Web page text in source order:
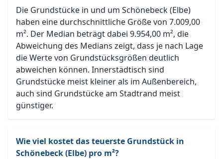
Die Grundstücke in und um Schönebeck (Elbe)
haben eine durchschnittliche Größe von 7.009,00
m². Der Median beträgt dabei 9.954,00 m², die
Abweichung des Medians zeigt, dass je nach Lage
die Werte von Grundstücksgrößen deutlich
abweichen können. Innerstädtisch sind
Grundstücke meist kleiner als im Außenbereich,
auch sind Grundstücke am Stadtrand meist
günstiger.
Wie viel kostet das teuerste Grundstück in
Schönebeck (Elbe) pro m²?